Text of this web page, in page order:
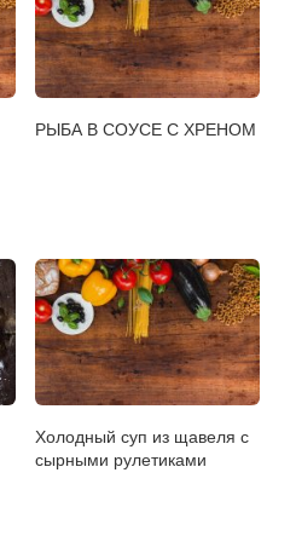
РЫБА В СОУСЕ С ХРЕНОМ
Холодный суп из щавеля с
сырными рулетиками